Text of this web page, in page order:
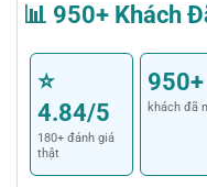
📊 950+ Khách
⭐
4.84/5
180+ đánh giá
thật
950+
khách đã